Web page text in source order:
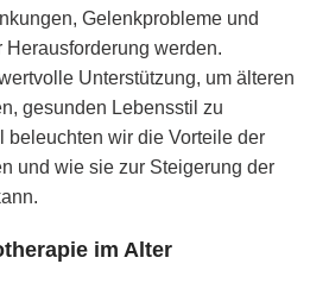
Gelenkprobleme und
werden.
Unterstützung, um älteren
gesunden Lebensstil zu
beleuchten wir die Vorteile der
und wie sie zur Steigerung der
im Alter